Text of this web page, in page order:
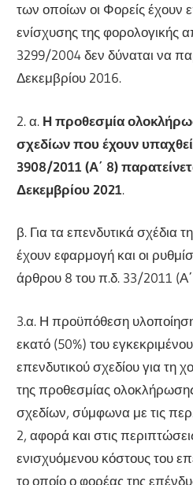
των οποίων οι Φορείς έχουν
ενίσχυσης της φορολογικής
3299/2004 δεν δύναται να
Δεκεμβρίου 2016.
2. α. Η προθεσμία
σχεδίων που έχουν υπαχθεί
3908/2011 (Α΄ 8)
Δεκεμβρίου 2021.
β. Για τα επενδυτικά σχέδια
έχουν εφαρμογή και οι
άρθρου 8 του π.δ. 33/2011
3.α. Η προϋπόθεση
εκατό (50%) του
επενδυτικού σχεδίου για τη
της προθεσμίας
σχεδίων, σύμφωνα με τις
2, αφορά και στις
ενισχυόμενου κόστους του
το οποίο ο φορέας της